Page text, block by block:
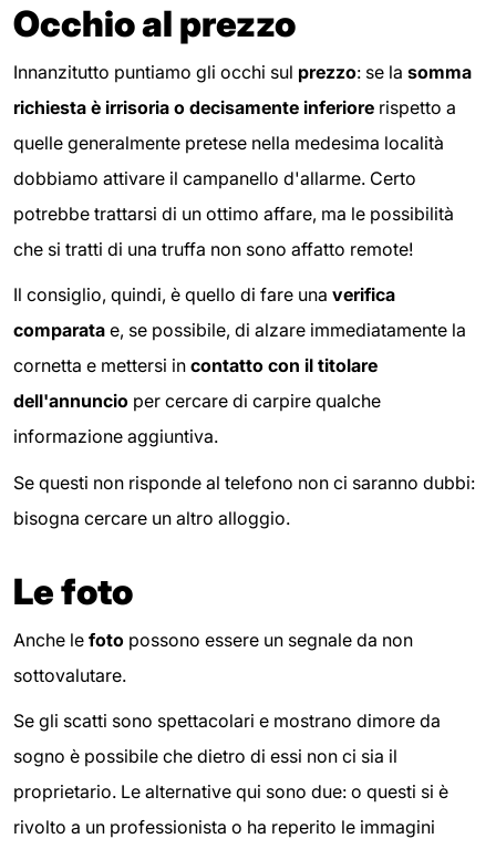
Occhio al prezzo
Innanzitutto puntiamo gli occhi sul prezzo: se la somma
richiesta è irrisoria o decisamente inferiore rispetto a
quelle generalmente pretese nella medesima località
dobbiamo attivare il campanello d'allarme. Certo
potrebbe trattarsi di un ottimo affare, ma le possibilità
che si tratti di una truffa non sono affatto remote!
Il consiglio, quindi, è quello di fare una verifica
comparata e, se possibile, di alzare immediatamente la
cornetta e mettersi in contatto con il titolare
dell'annuncio per cercare di carpire qualche
informazione aggiuntiva.
Se questi non risponde al telefono non ci saranno dubbi:
bisogna cercare un altro alloggio.
Le foto
Anche le foto possono essere un segnale da non
sottovalutare.
Se gli scatti sono spettacolari e mostrano dimore da
sogno è possibile che dietro di essi non ci sia il
proprietario. Le alternative qui sono due: o questi si è
rivolto a un professionista o ha reperito le immagini